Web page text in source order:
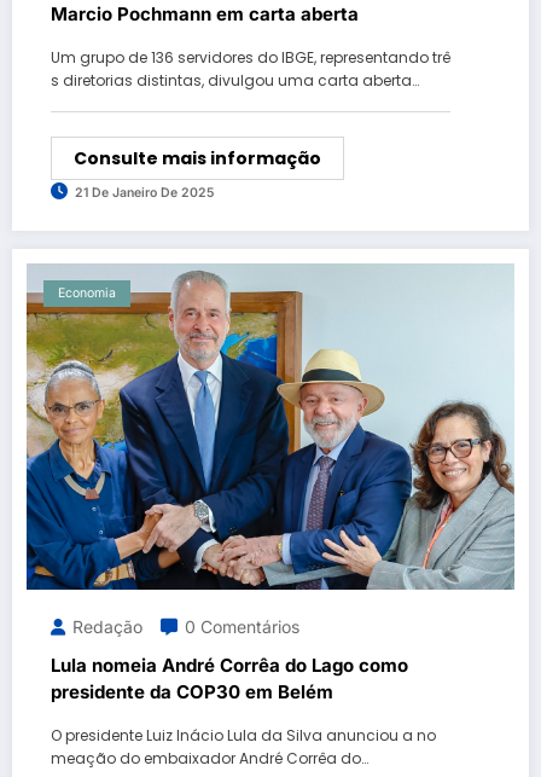
Marcio Pochmann em carta aberta
Um grupo de 136 servidores do IBGE, representando trê
s diretorias distintas, divulgou uma carta aberta…
Consulte mais informação
21 De Janeiro De 2025
Economia
Redação 0 Comentários
Lula nomeia André Corrêa do Lago como
presidente da COP30 em Belém
O presidente Luiz Inácio Lula da Silva anunciou a no
meação do embaixador André Corrêa do…